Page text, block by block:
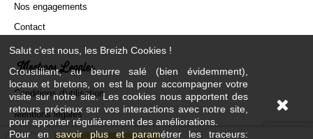
Nos engagements
Contact
Mentions Légales
Conditions d'utilisation
Mentions légales
Paiement sécurisé
Salut c’est nous, les Breizh Cookies !
Croustillant, au beurre salé (bien évidemment),
locaux et bretons, on est la pour accompagner votre
visite sur notre site. Les cookies nous apportent des
retours précieux sur vos interactions avec notre site,
pour apporter régulièrement des améliorations.
Pour en savoir plus et paramétrer les traceurs: